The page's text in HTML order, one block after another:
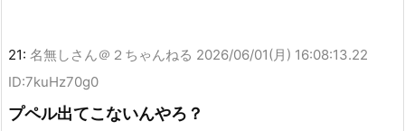
21: 名無しさん＠２ちゃんねる 2026/06/01(月) 16:08:13.22
ID:7kuHz70g0
プペル出てこないんやろ？